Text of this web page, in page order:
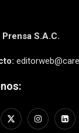
Prensa S.A.C.